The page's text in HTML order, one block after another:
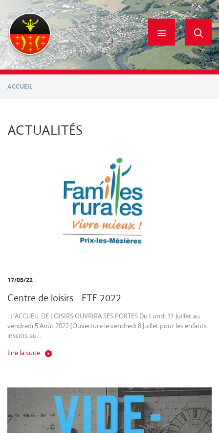
contenu
principal
ACCUEIL
ACTUALITÉS
17/05/22
Centre de loisirs - ETE 2022
L’ACCUEIL DE LOISIRS OUVRIRA SES PORTES Du Lundi 11 Juillet au
vendredi 5 Août 2022 (Ouverture le vendredi 8 Juillet pour les enfants
inscrits au...
Lire la suite